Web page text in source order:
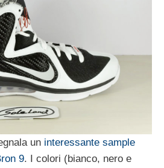
un interessante sample
9. I colori (bianco, nero e